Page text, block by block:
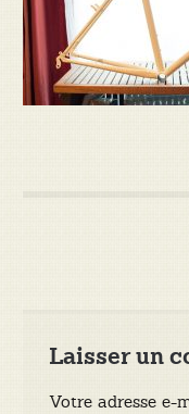
Laisser un
Votre adresse e-